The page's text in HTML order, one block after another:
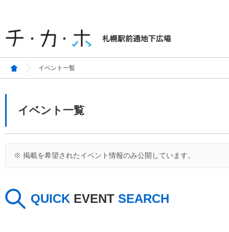
イベント一覧
イベント一覧
※ 掲載を希望されたイベント情報のみ公開しています。
QUICK EVENT SEARCH